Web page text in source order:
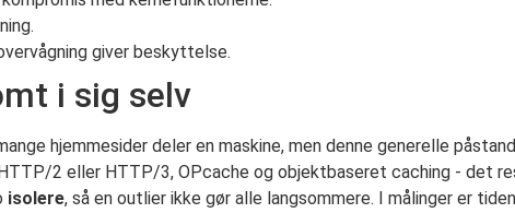
giver beskyttelse.
i sig selv
hjemmesider deler en maskine, men denne generelle
2 eller HTTP/3, OPcache og objektbaseret caching - det
isolere, så en outlier ikke gør alle langsommere. I målinger er